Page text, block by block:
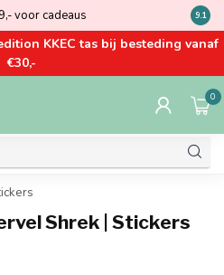
voor cadeaus Kom
9.1
KKEC tas bij besteding vanaf
€30,-
0
Shrek | Stickers